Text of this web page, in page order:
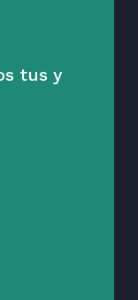
tus y